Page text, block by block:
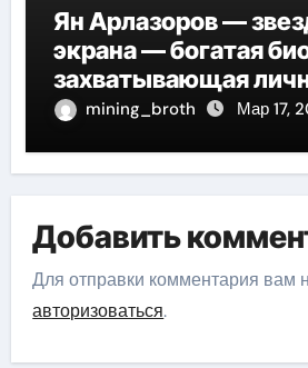
Ян Арлазоров —
экрана — богатая
захватывающая
великого актера
mining_broth Мар 17,
Добавить
Для отправки комментария вам
авторизоваться.